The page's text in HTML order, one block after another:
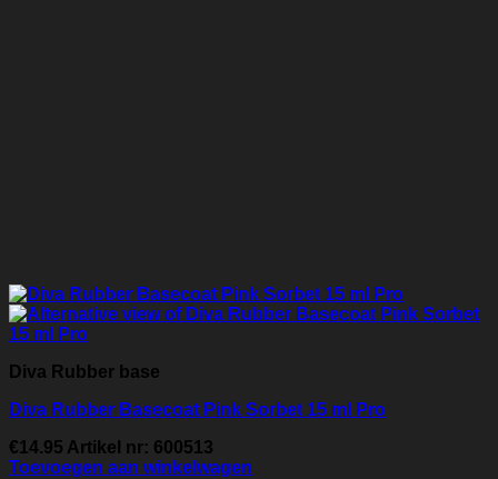
Diva Rubber base
Diva Rubber Basecoat Pink Sorbet 15 ml Pro
€14.95 Artikel nr: 600513
Toevoegen aan winkelwagen